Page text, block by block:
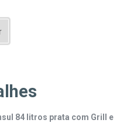
84 litros prata com Grill e